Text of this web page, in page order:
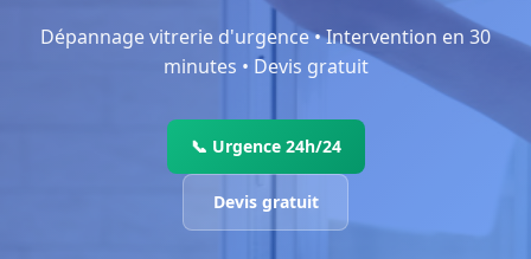
Dépannage vitrerie d'urgence • Intervention en 30
minutes • Devis gratuit
📞 Urgence 24h/24
Devis gratuit